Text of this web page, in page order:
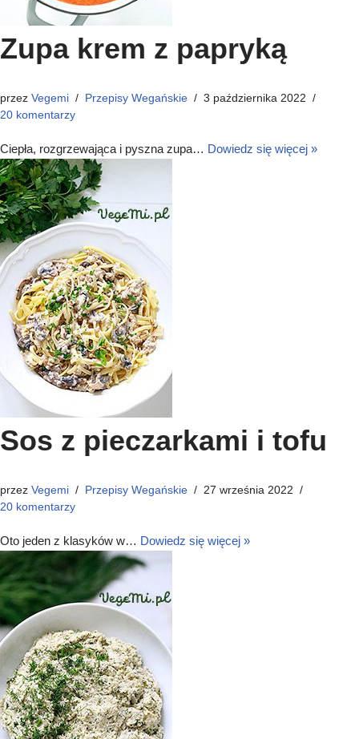
Zupa krem z papryką
przez Vegemi Przepisy Wegańskie
3 października 2022
20 komentarzy
Ciepła, rozgrzewająca i pyszna zupa… Dowiedz się więcej »
Sos z pieczarkami i tofu
przez Vegemi Przepisy Wegańskie
27 września 2022
20 komentarzy
Oto jeden z klasyków w… Dowiedz się więcej »